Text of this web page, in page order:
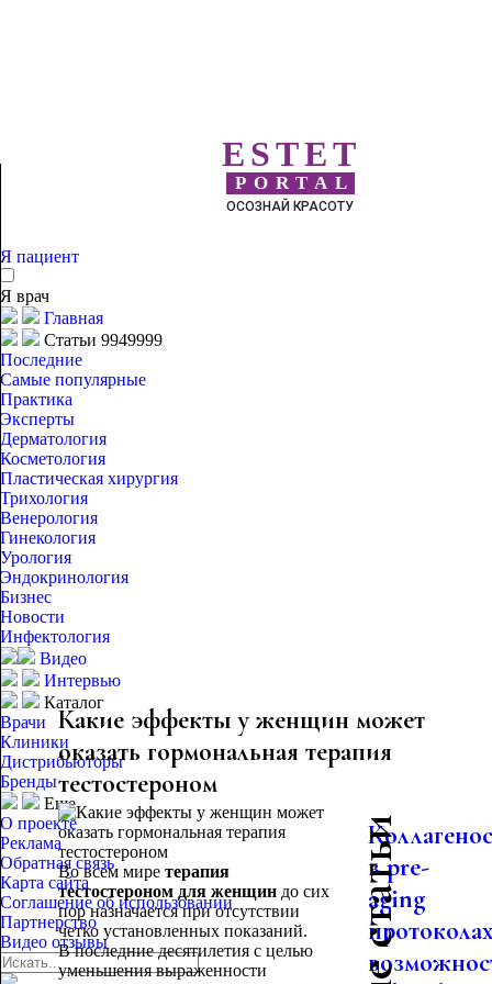
ESTET
PORTAL
ОСОЗНАЙ КРАСОТУ
Я пациент
Я врач
Главная
Статьи 9949999
Последние
Самые популярные
Практика
Эксперты
Дерматология
Косметология
Пластическая хирургия
Трихология
Венерология
Гинекология
Урология
Эндокринология
Бизнес
Новости
Инфектология
Видео
Интервью
Каталог
Врачи
Клиники
Дистрибьюторы
Бренды
Еще
О проекте
Реклама
Обратная связь
Карта сайта
Соглашение об использовании
Партнерство
Видео отзывы
Какие эффекты у женщин может
оказать гормональная терапия
тестостероном
Во всем мире терапия
тестостероном для женщиндо сих
пор назначается при отсутствии
четко установленных показаний.
В последние десятилетия с целью
уменьшения выраженности
в pre-
aging